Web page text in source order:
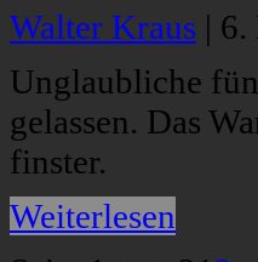
Walter Kraus | 6.
Unglaubliche
gelassen. Das
finster.
Weiterlesen